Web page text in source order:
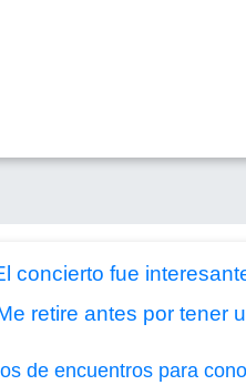
concierto fue
retire antes por tener
de encuentros para